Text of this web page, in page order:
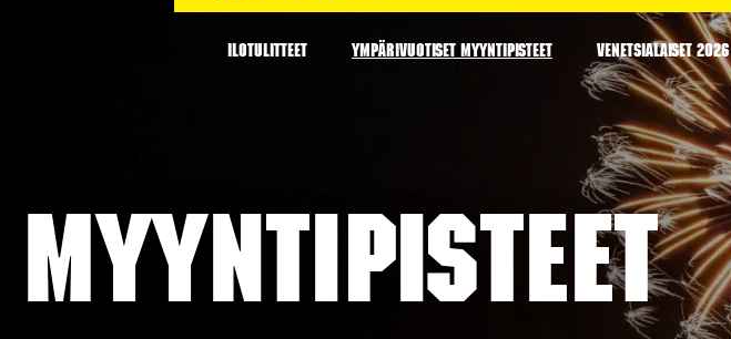
ILOTULITTEET YMPÄRIVUOTISET MYYNTIPISTEET VENETSIALAISET 2026
Myyntipisteet